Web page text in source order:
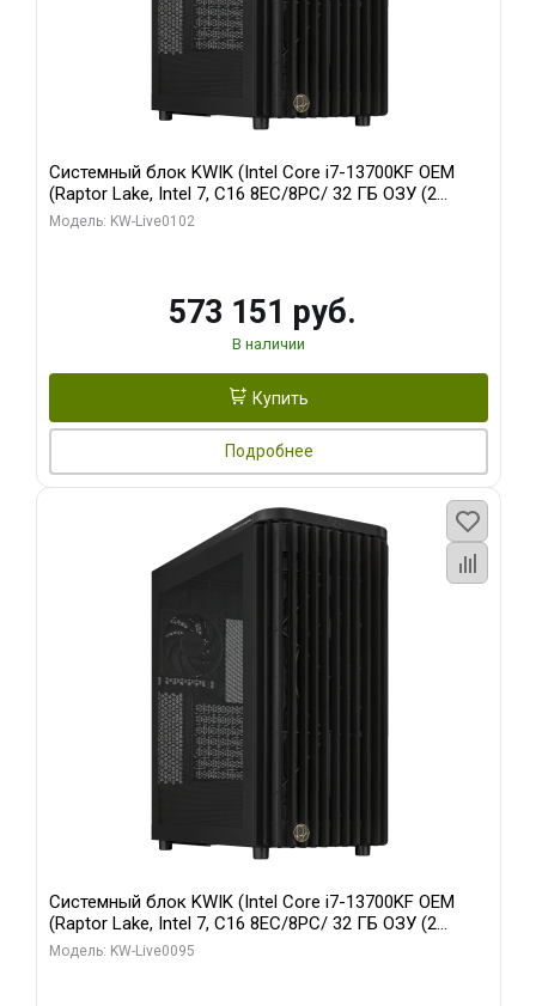
Системный блок KWIK (Intel Core i7-13700KF OEM
(Raptor Lake, Intel 7, C16 8EC/8PC/ 32 ГБ ОЗУ (2
модуля)/ Afox RTX4090 24GB GDDR6X 384-Bit 3xDP
Модель: KW-Live0102
573 151 руб.
В наличии
Купить
Подробнее
Системный блок KWIK (Intel Core i7-13700KF OEM
(Raptor Lake, Intel 7, C16 8EC/8PC/ 32 ГБ ОЗУ (2
модуля)/ Afox RTX4090 24GB GDDR6X 384-Bit 3xDP
Модель: KW-Live0095